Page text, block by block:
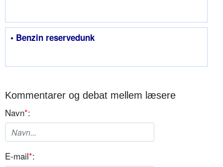
• Benzin reservedunk
Kommentarer og debat mellem læsere
Navn*:
E-mail*: